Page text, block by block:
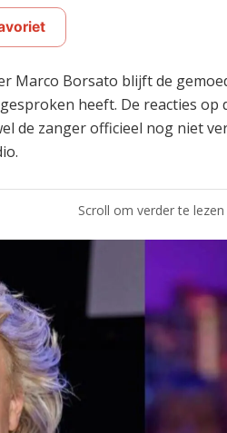
Marco Borsato blijft de
heeft. De reacties op
de zanger officieel nog niet
Scroll om verder te lezen